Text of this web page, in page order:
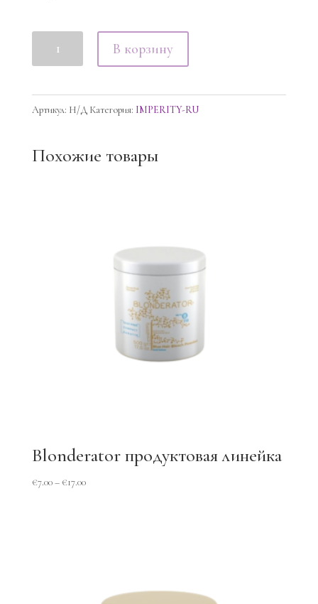
товара
продуктовая
В корзину
Артикул: Н/Д Категория: IMPERITY-RU
Похожие товары
Blonderator продуктовая линейка
€7.00–€17.00